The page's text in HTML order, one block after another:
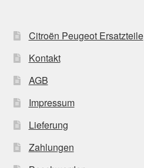
Citroën Peugeot Ersatzteile
Kontakt
AGB
Impressum
Lieferung
Zahlungen